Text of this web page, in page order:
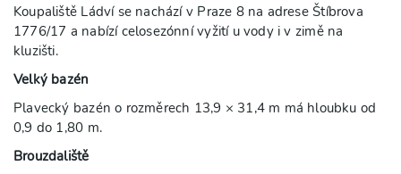
Koupaliště Ládví se nachází v Praze 8 na adrese Štíbrova
1776/17 a nabízí celosezónní vyžití u vody i v zimě na
kluzišti.
Velký bazén
Plavecký bazén o rozměrech 13,9 × 31,4 m má hloubku od
0,9 do 1,80 m.
Brouzdaliště